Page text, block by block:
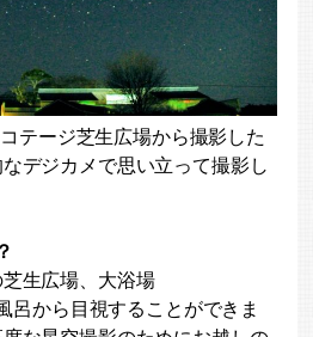
テージ芝生広場から撮影した
デジカメで思い立って撮影し
生広場、大浴場
呂から目視することができま